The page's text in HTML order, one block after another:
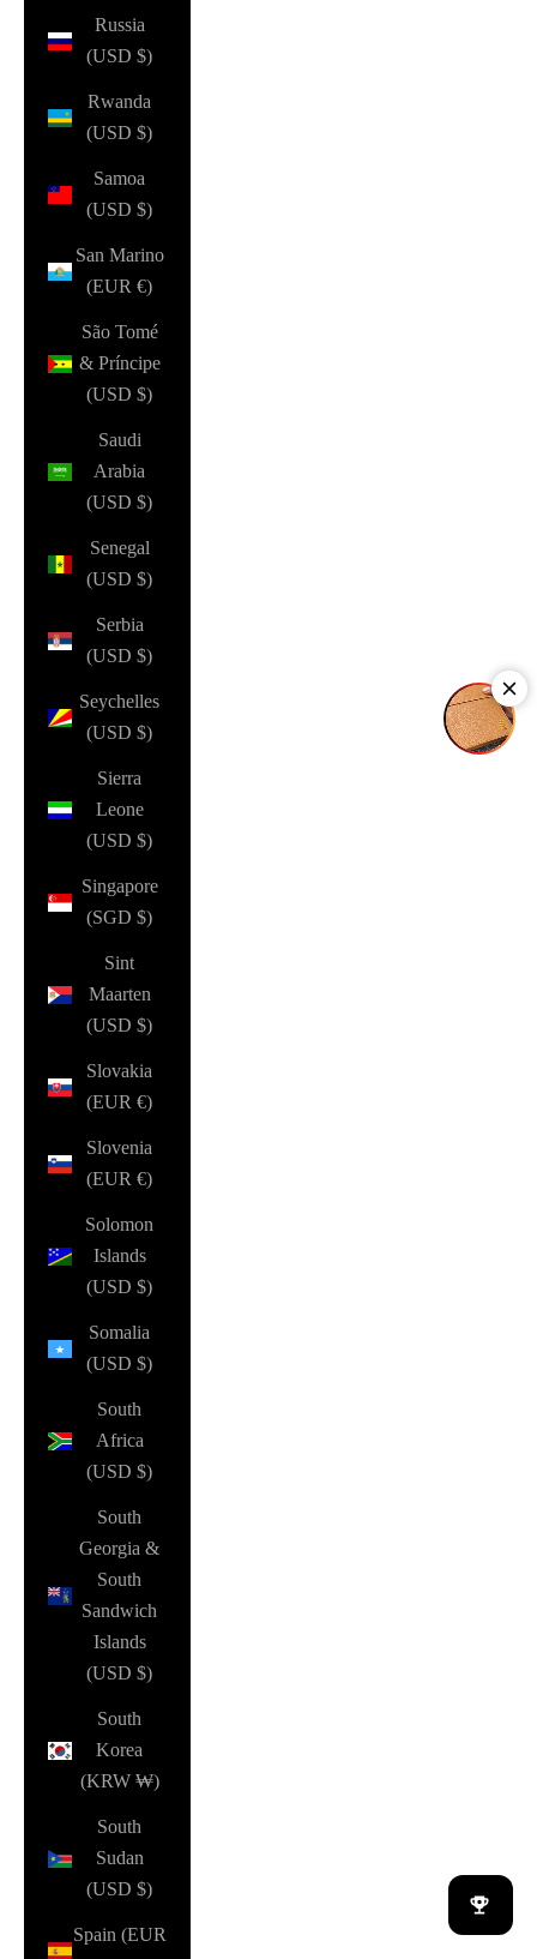
Russia
(USD $)
Rwanda
(USD $)
Samoa
(USD $)
San Marino
(EUR €)
São Tomé
& Príncipe
(USD $)
Saudi
Arabia
(USD $)
Senegal
(USD $)
Serbia
(USD $)
Seychelles
(USD $)
Sierra
Leone
(USD $)
Singapore
(SGD $)
Sint
Maarten
(USD $)
Slovakia
(EUR €)
Slovenia
(EUR €)
Solomon
Islands
(USD $)
Somalia
(USD $)
South
Africa
(USD $)
South
Georgia &
South
Sandwich
Islands
(USD $)
South
Korea
(KRW ₩)
South
Sudan
(USD $)
Spain (EUR